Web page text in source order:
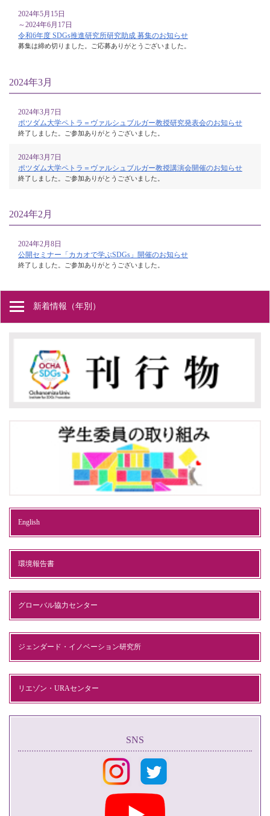
2024年5月15日
～2024年6月17日
令和6年度 SDGs推進研究所研究助成 募集のお知らせ
募集は締め切りました。ご応募ありがとうございました。
2024年3月
2024年3月7日
ポツダム大学ペトラ＝ヴァルシュブルガー教授研究発表会のお知らせ
終了しました。ご参加ありがとうございました。
2024年3月7日
ポツダム大学ペトラ＝ヴァルシュブルガー教授講演会開催のお知らせ
終了しました。ご参加ありがとうございました。
2024年2月
2024年2月8日
公開セミナー「カカオで学ぶSDGs」開催のお知らせ
終了しました。ご参加ありがとうございました。
新着情報（年別）
English
環境報告書
グローバル協力センター
ジェンダード・イノベーション研究所
リエゾン・URAセンター
SNS